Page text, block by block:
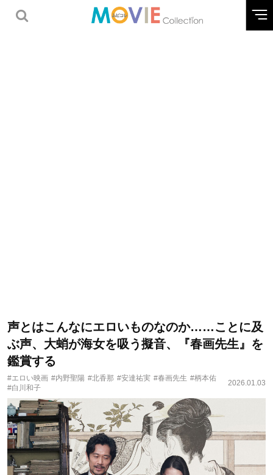
声とはこんなにエロいものなのか……ことに及
ぶ声、大蛸が海女を吸う擬音、『春画先生』を
鑑賞する
#エロい映画 #内野聖陽 #北香那 #安達祐実 #春画先生 #柄本佑
#白川和子
2026.01.03